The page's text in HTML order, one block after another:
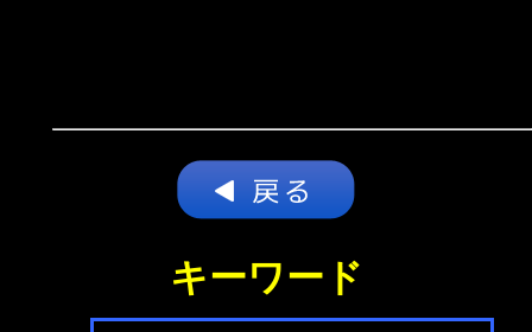
キーワード